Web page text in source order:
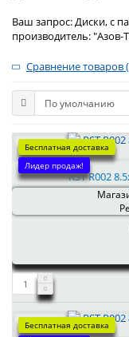
Ваш запрос: Диски, с
производитель: "Азов-
Сравнение товаров
Бесплатная доставка
Лидер продаж!
RST R002
Бесплатная доставка